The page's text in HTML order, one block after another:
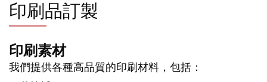
印刷品訂製
印刷素材
我們提供各種高品質的印刷材料，包括：